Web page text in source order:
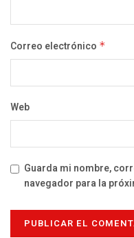
Correo electrónico *
Web
Guarda mi nombre,
navegador para la